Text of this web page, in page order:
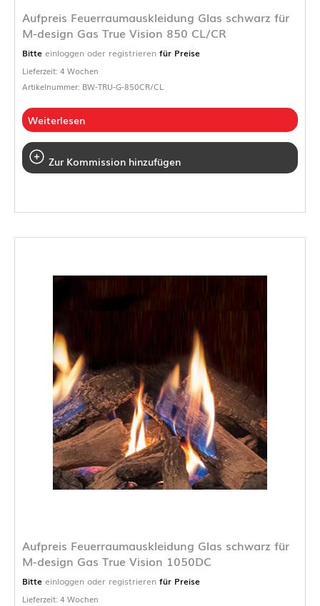
Aufpreis Feuerraumauskleidung Glas schwarz für
M-design Gas True Vision 850 CL/CR
Bitte einloggen oder registrieren für Preise
Lieferzeit: 4 Wochen
Artikelnummer: BW-TRU-G-850CR/CL
Weiterlesen
Zur Kommission hinzufügen
Aufpreis Feuerraumauskleidung Glas schwarz für
M-design Gas True Vision 1050DC
Bitte einloggen oder registrieren für Preise
Lieferzeit: 4 Wochen